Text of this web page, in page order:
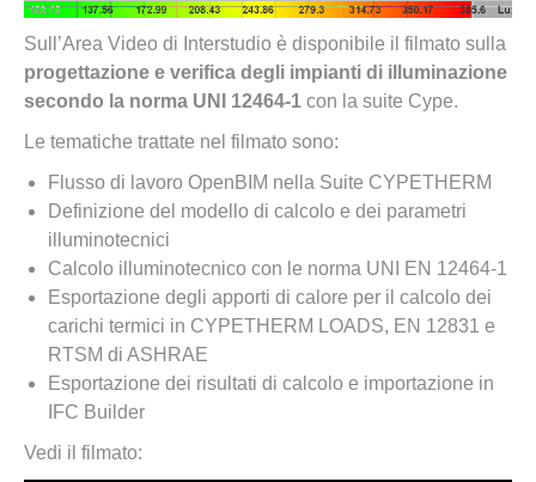
Sull’Area Video di Interstudio è disponibile il filmato sulla
progettazione e verifica degli impianti di illuminazione
secondo la norma UNI 12464-1 con la suite Cype.
Le tematiche trattate nel filmato sono:
Flusso di lavoro OpenBIM nella Suite CYPETHERM
Definizione del modello di calcolo e dei parametri
illuminotecnici
Calcolo illuminotecnico con le norma UNI EN 12464-1
Esportazione degli apporti di calore per il calcolo dei
carichi termici in CYPETHERM LOADS, EN 12831 e
RTSM di ASHRAE
Esportazione dei risultati di calcolo e importazione in
IFC Builder
Vedi il filmato: